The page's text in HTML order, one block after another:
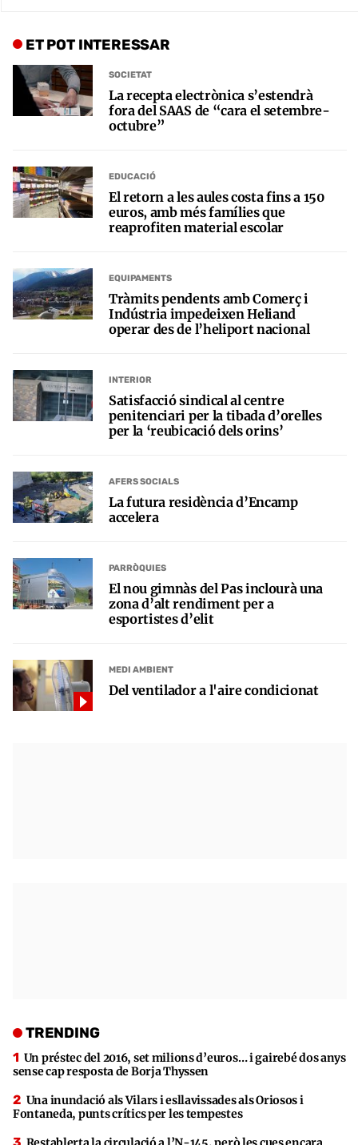
ET POT INTERESSAR
SOCIETAT
La recepta electrònica s’estendrà
fora del SAAS de “cara el setembre-
octubre”
EDUCACIÓ
El retorn a les aules costa fins a 150
euros, amb més famílies que
reaprofiten material escolar
EQUIPAMENTS
Tràmits pendents amb Comerç i
Indústria impedeixen Heliand
operar des de l’heliport nacional
INTERIOR
Satisfacció sindical al centre
penitenciari per la tibada d’orelles
per la ‘reubicació dels orins’
AFERS SOCIALS
La futura residència d’Encamp
accelera
PARRÒQUIES
El nou gimnàs del Pas inclourà una
zona d’alt rendiment per a
esportistes d’elit
MEDI AMBIENT
Del ventilador a l'aire condicionat
TRENDING
Un préstec del 2016, set milions d’euros… i gairebé dos anys
sense cap resposta de Borja Thyssen
Una inundació als Vilars i esllavissades als Oriosos i
Fontaneda, punts crítics per les tempestes